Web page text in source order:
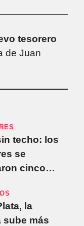
tesorero
de Juan
techo: los
se
cinco
de la Ley
la
sube más